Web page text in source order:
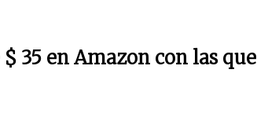
35 en Amazon con las que